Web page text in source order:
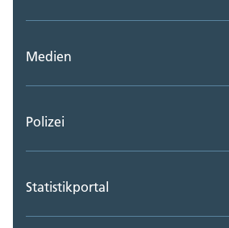
Medien
Polizei
Statistikportal